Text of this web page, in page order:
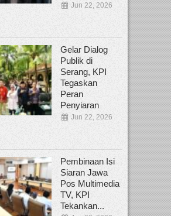
Jun 22, 2026
Gelar Dialog
Publik di
Serang, KPI
Tegaskan
Peran
Penyiaran
Jun 22, 2026
Pembinaan Isi
Siaran Jawa
Pos Multimedia
TV, KPI
Tekankan...